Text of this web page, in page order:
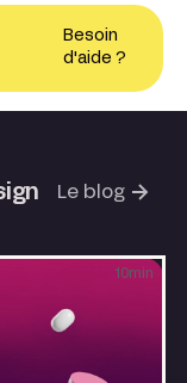
Besoin
d'aide ?
Le blog
10 min